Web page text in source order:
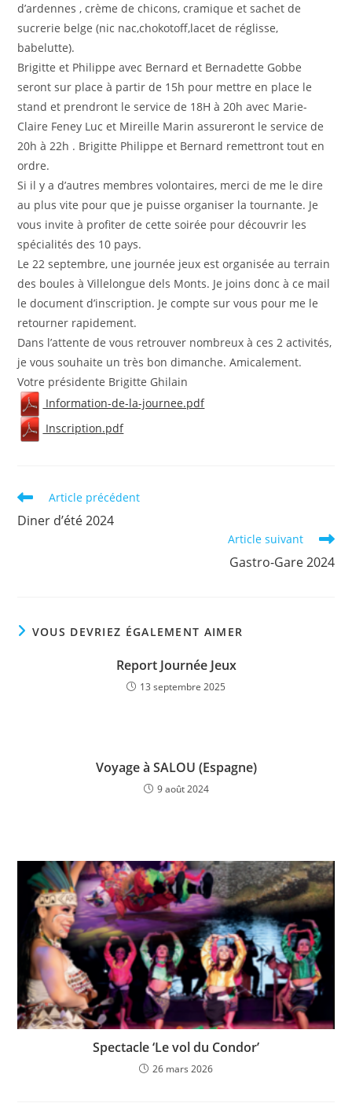
d’ardennes , crème de chicons, cramique et sachet de
sucrerie belge (nic nac,chokotoff,lacet de réglisse,
babelutte).
Brigitte et Philippe avec Bernard et Bernadette Gobbe
seront sur place à partir de 15h pour mettre en place le
stand et prendront le service de 18H à 20h avec Marie-
Claire Feney Luc et Mireille Marin assureront le service de
20h à 22h . Brigitte Philippe et Bernard remettront tout en
ordre.
Si il y a d’autres membres volontaires, merci de me le dire
au plus vite pour que je puisse organiser la tournante. Je
vous invite à profiter de cette soirée pour découvrir les
spécialités des 10 pays.
Le 22 septembre, une journée jeux est organisée au terrain
des boules à Villelongue dels Monts. Je joins donc à ce mail
le document d’inscription. Je compte sur vous pour me le
retourner rapidement.
Dans l’attente de vous retrouver nombreux à ces 2 activités,
je vous souhaite un très bon dimanche. Amicalement.
Votre présidente Brigitte Ghilain
Information-de-la-journee.pdf
Inscription.pdf
Lire
d'articles
Article précédent
Diner d’été 2024
Article suivant
Gastro-Gare 2024
VOUS DEVRIEZ ÉGALEMENT AIMER
Report Journée Jeux
13 septembre 2025
Voyage à SALOU (Espagne)
9 août 2024
Spectacle ‘Le vol du Condor’
26 mars 2026